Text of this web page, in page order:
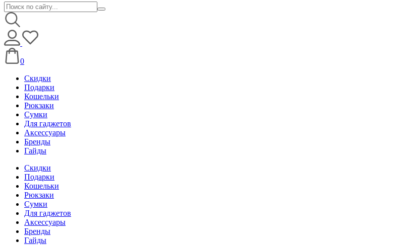
0
Скидки
Подарки
Кошельки
Рюкзаки
Сумки
Для гаджетов
Аксессуары
Бренды
Гайды
Скидки
Подарки
Кошельки
Рюкзаки
Сумки
Для гаджетов
Аксессуары
Бренды
Гайды